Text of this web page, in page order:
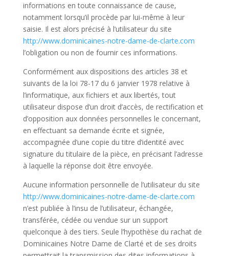
informations en toute connaissance de cause,
notamment lorsqu’il procède par lui-même à leur
saisie. Il est alors précisé à l’utilisateur du site
http://www.dominicaines-notre-dame-de-clarte.com
l’obligation ou non de fournir ces informations.
Conformément aux dispositions des articles 38 et
suivants de la loi 78-17 du 6 janvier 1978 relative à
l’informatique, aux fichiers et aux libertés, tout
utilisateur dispose d’un droit d’accès, de rectification et
d’opposition aux données personnelles le concernant,
en effectuant sa demande écrite et signée,
accompagnée d’une copie du titre d’identité avec
signature du titulaire de la pièce, en précisant l’adresse
à laquelle la réponse doit être envoyée.
Aucune information personnelle de l’utilisateur du site
http://www.dominicaines-notre-dame-de-clarte.com
n’est publiée à l’insu de l’utilisateur, échangée,
transférée, cédée ou vendue sur un support
quelconque à des tiers. Seule l’hypothèse du rachat de
Dominicaines Notre Dame de Clarté et de ses droits